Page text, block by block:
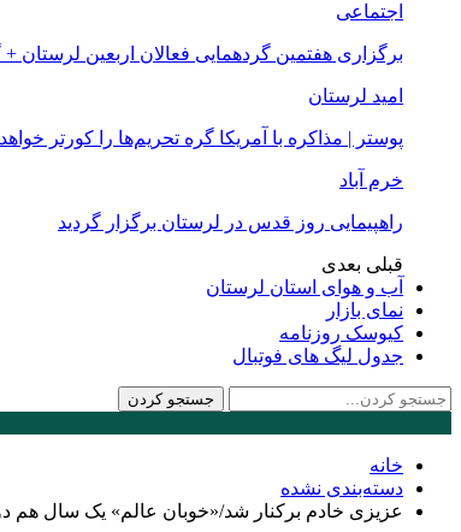
اجتماعی
برگزاری هفتمین گردهمایی فعالان اربعین
امید لرستان
پوستر | مذاکره با آمریکا گره تحریم‌ها را کورتر
خرم آباد
راهپیمایی روز قدس در لرستان برگزار گردید
قبلی بعدی
آب و هوای استان لرستان
نمای بازار
کیوسک روزنامه
جدول لیگ های فوتبال
خانه
دسته‌بندی نشده
عزیزی خادم برکنار شد/«خوبان عالم» یک سال هم